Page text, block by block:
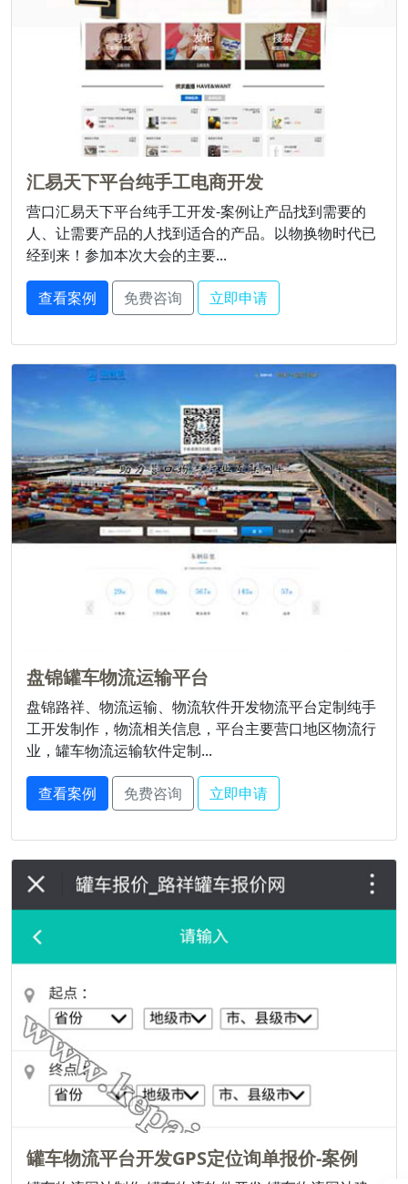
汇易天下平台纯手工电商开发
营口汇易天下平台纯手工开发-案例让产品找到需要的
人、让需要产品的人找到适合的产品。以物换物时代已
经到来！参加本次大会的主要...
查看案例 免费咨询 立即申请
盘锦罐车物流运输平台
盘锦路祥、物流运输、物流软件开发物流平台定制纯手
工开发制作，物流相关信息，平台主要营口地区物流行
业，罐车物流运输软件定制...
查看案例 免费咨询 立即申请
罐车物流平台开发GPS定位询单报价-案例